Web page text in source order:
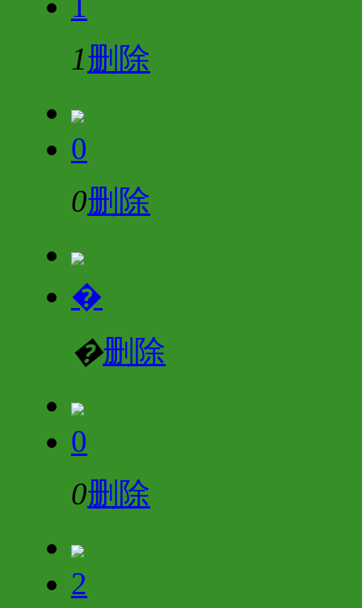
1删除
0
0删除
�
�删除
0
0删除
2